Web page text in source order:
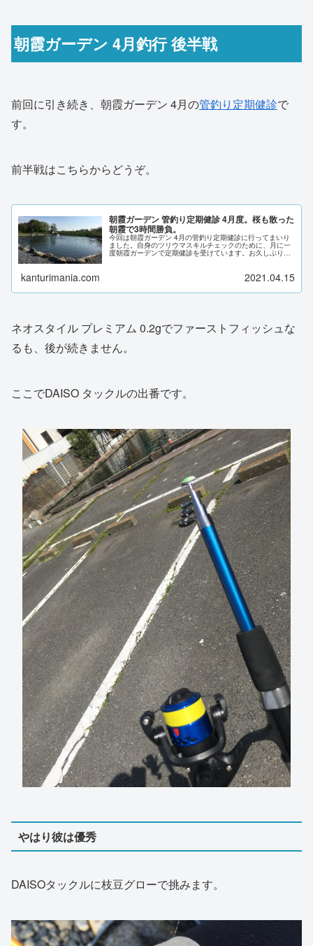
朝霞ガーデン 4月釣行 後半戦
前回に引き続き、朝霞ガーデン 4月の管釣り定期健診で
す。
前半戦はこちらからどうぞ。
朝霞ガーデン 管釣り定期健診 4月度。桜も散った
朝霞で3時間勝負。
今回は朝霞ガーデン 4月の管釣り定期健診に行ってまいり
ました。自身のツリウマスキルチェックのために、月に一
度朝霞ガーデンで定期健診を受けています。お久しぶりの
朝霞ガーデンにドキがムネムネです。
kanturimania.com 2021.04.15
ネオスタイル プレミアム 0.2gでファーストフィッシュな
るも、後が続きません。
ここでDAISO タックルの出番です。
やはり彼は優秀
DAISOタックルに枝豆グローで挑みます。